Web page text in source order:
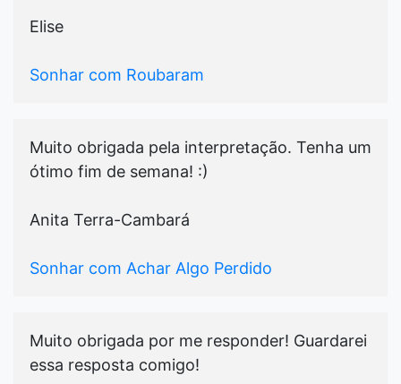
Elise
Sonhar com Roubaram
Muito obrigada pela interpretação. Tenha um
ótimo fim de semana! :)
Anita Terra-Cambará
Sonhar com Achar Algo Perdido
Muito obrigada por me responder! Guardarei
essa resposta comigo!